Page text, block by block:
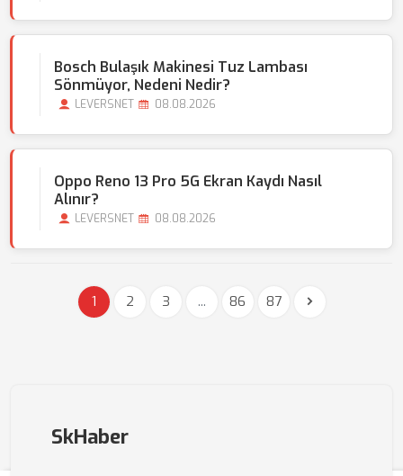
Bosch Bulaşık Makinesi Tuz Lambası
Sönmüyor, Nedeni Nedir?
LEVERSNET 08.08.2026
Oppo Reno 13 Pro 5G Ekran Kaydı Nasıl
Alınır?
LEVERSNET 08.08.2026
1 2 3 ... 86 87
SkHaber